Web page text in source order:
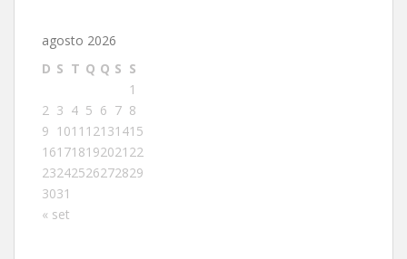
agosto 2026
D S T Q Q S S
1
2 3 4 5 6 7 8
9 1011 12131415
161718192021 22
23242526272829
3031
« set